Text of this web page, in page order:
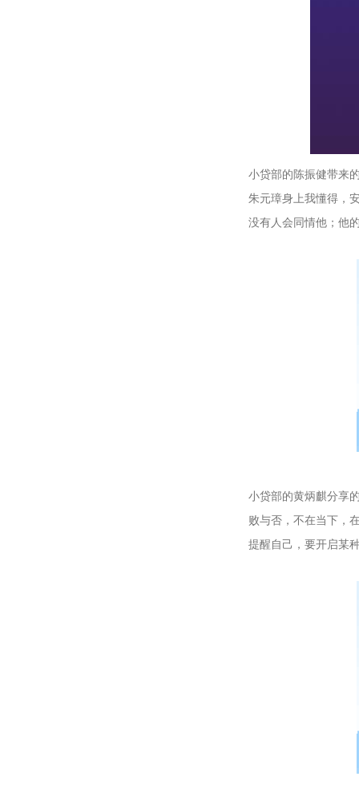
小贷部的陈振健带来
朱元璋身上我懂得，
没有人会同情他；他
小贷部的黄炳麒分享
败与否，不在当下，
提醒自己，要开启某